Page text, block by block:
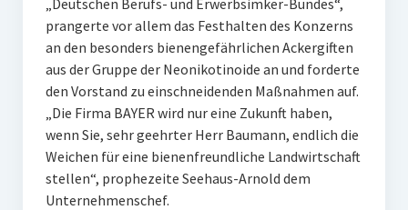
„Deutschen Berufs- und Erwerbsimker-Bundes“,
prangerte vor allem das Festhalten des Konzerns
an den besonders bienengefährlichen Ackergiften
aus der Gruppe der Neonikotinoide an und forderte
den Vorstand zu einschneidenden Maßnahmen auf.
„Die Firma BAYER wird nur eine Zukunft haben,
wenn Sie, sehr geehrter Herr Baumann, endlich die
Weichen für eine bienenfreundliche Landwirtschaft
stellen“, prophezeite Seehaus-Arnold dem
Unternehmenschef.